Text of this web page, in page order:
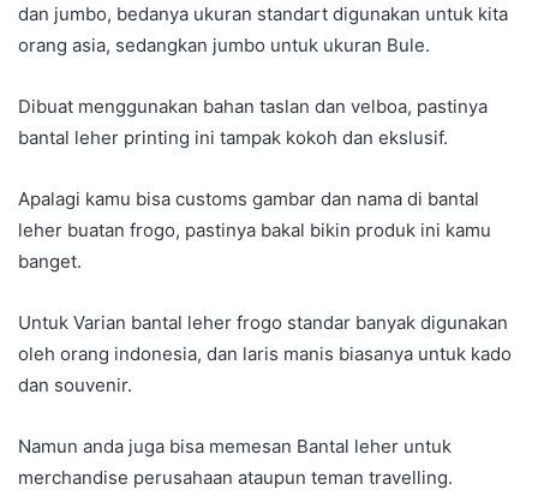
dan jumbo, bedanya ukuran standart digunakan untuk kita
orang asia, sedangkan jumbo untuk ukuran Bule.
Dibuat menggunakan bahan taslan dan velboa, pastinya
bantal leher printing ini tampak kokoh dan ekslusif.
Apalagi kamu bisa customs gambar dan nama di bantal
leher buatan frogo, pastinya bakal bikin produk ini kamu
banget.
Untuk Varian bantal leher frogo standar banyak digunakan
oleh orang indonesia, dan laris manis biasanya untuk kado
dan souvenir.
Namun anda juga bisa memesan Bantal leher untuk
merchandise perusahaan ataupun teman travelling.